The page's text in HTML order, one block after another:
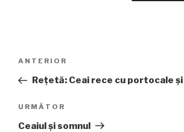
articole
Articolul
anterior
ANTERIOR
Reţetă: Ceai rece cu portocale şi
Articolul
următor
URMĂTOR
Ceaiul şi somnul